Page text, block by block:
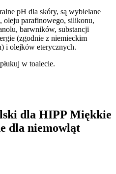
pH dla skóry, są wybielane
oleju parafinowego, silikonu,
barwników, substancji
(zgodnie z niemieckim
i olejków eterycznych.
w toalecie.
dla HIPP Miękkie
dla niemowląt